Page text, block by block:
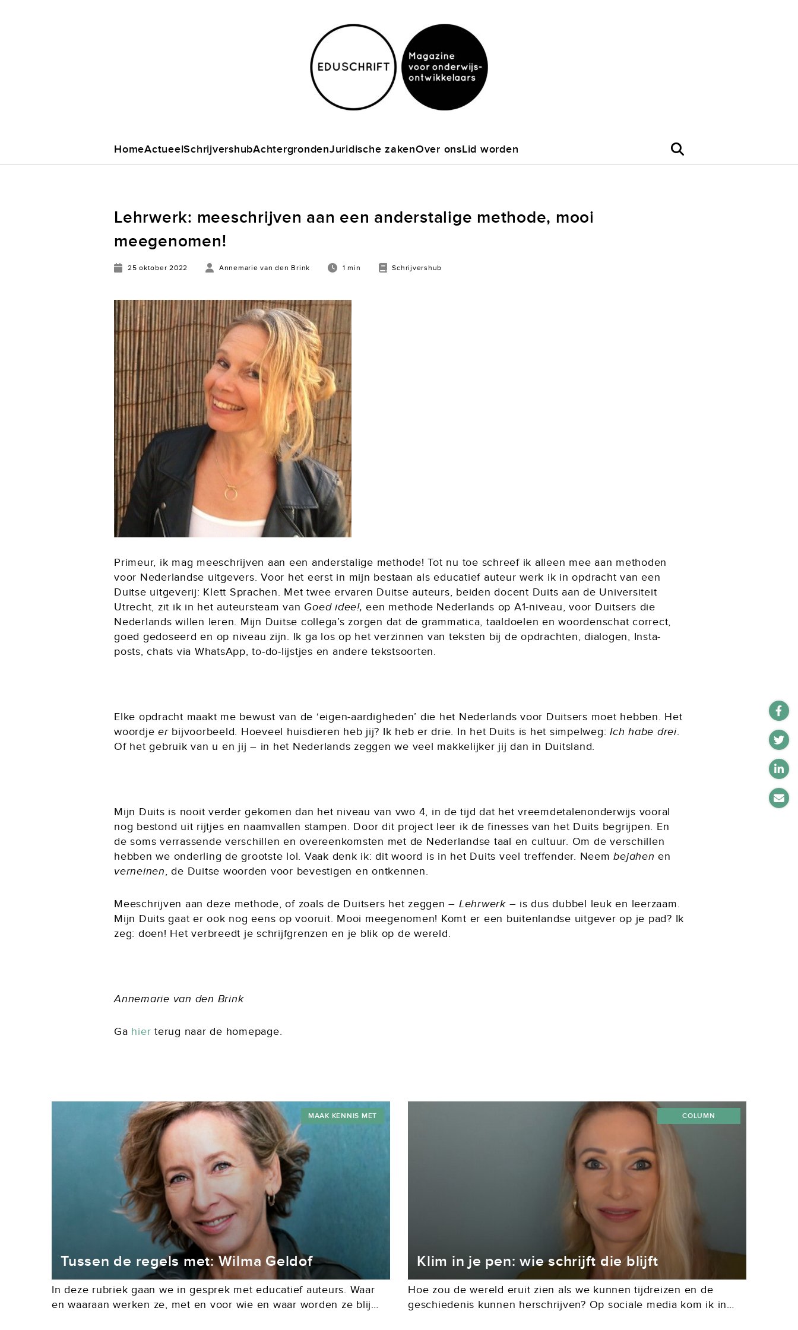
HomeActueelSchrijvershubAchtergrondenJuridische zakenOver onsLid worden
Lehrwerk: meeschrijven aan een anderstalige methode, mooi
meegenomen!
25 oktober 2022 Annemarie van den Brink 1 min Schrijvershub
Primeur, ik mag meeschrijven aan een anderstalige methode! Tot nu toe schreef ik alleen mee aan methoden
voor Nederlandse uitgevers. Voor het eerst in mijn bestaan als educatief auteur werk ik in opdracht van een
Duitse uitgeverij: Klett Sprachen. Met twee ervaren Duitse auteurs, beiden docent Duits aan de Universiteit
Utrecht, zit ik in het auteursteam van Goed idee!, een methode Nederlands op A1-niveau, voor Duitsers die
Nederlands willen leren. Mijn Duitse collega’s zorgen dat de grammatica, taaldoelen en woordenschat correct,
goed gedoseerd en op niveau zijn. Ik ga los op het verzinnen van teksten bij de opdrachten, dialogen, Insta-
posts, chats via WhatsApp, to-do-lijstjes en andere tekstsoorten.
Elke opdracht maakt me bewust van de ‘eigen-aardigheden’ die het Nederlands voor Duitsers moet hebben. Het
woordjeerbijvoorbeeld. Hoeveel huisdieren heb jij? Ik heb er drie. In het Duits is het simpelweg:Ich habe drei.
Of het gebruik van u en jij – in het Nederlands zeggen we veel makkelijker jij dan in Duitsland.
Mijn Duits is nooit verder gekomen dan het niveau van vwo 4, in de tijd dat het vreemdetalenonderwijs vooral
nog bestond uit rijtjes en naamvallen stampen. Door dit project leer ik de finesses van het Duits begrijpen. En
de soms verrassende verschillen en overeenkomsten met de Nederlandse taal en cultuur. Om de verschillen
hebben we onderling de grootste lol. Vaak denk ik: dit woord is in het Duits veel treffender. Neembejahen en
verneinen, de Duitse woorden voor bevestigen en ontkennen.
Meeschrijven aan deze methode, of zoals de Duitsers het zeggen – Lehrwerk – is dus dubbel leuk en leerzaam.
Mijn Duits gaat er ook nog eens op vooruit. Mooi meegenomen! Komt er een buitenlandse uitgever op je pad? Ik
zeg: doen! Het verbreedt je schrijfgrenzen en je blik op de wereld.
Annemarie van den Brink
Ga hier terug naar de homepage.
Tussen de regels met: Wilma Geldof
In deze rubriek gaan we in gesprek met educatief auteurs. Waar
en waaraan werken ze, met en voor wie en waar worden ze blij
MAAK KENNIS MET
Klim in je pen: wie schrijft die blijft
Hoe zou de wereld eruit zien als we kunnen tijdreizen en de
geschiedenis kunnen herschrijven? Op sociale media kom ik in
COLUMN